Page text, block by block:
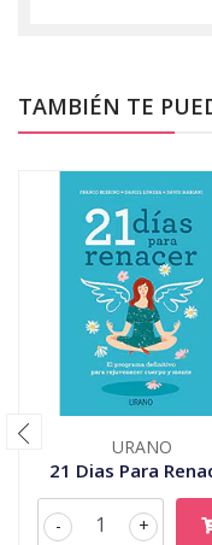
TAMBIÉN TE
URANO
21 Dias Para
+
-